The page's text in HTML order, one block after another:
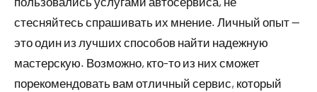
стесняйтесь спрашивать их мнение. Личный опыт —
это один из лучших способов найти надежную
мастерскую. Возможно, кто-то из них сможет
порекомендовать вам отличный сервис, который